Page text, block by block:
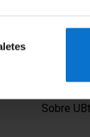
PEU 2
Sobre